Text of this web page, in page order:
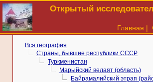
Открытый
Главная |
Вся география
Страны, бывшие республики СССР
Туркменистан
Марыйский велаят (область)
Байрамалийский этрап